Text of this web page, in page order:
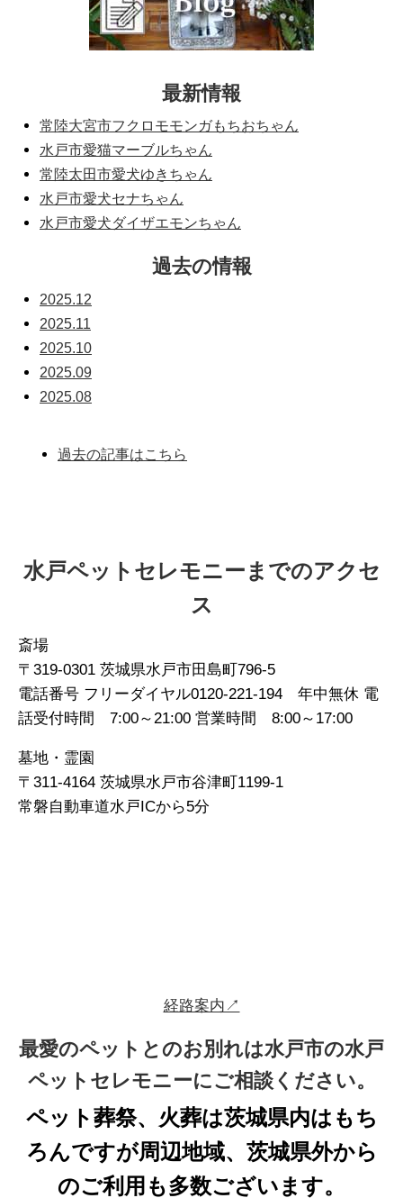
最新情報
常陸大宮市フクロモモンガもちおちゃん
水戸市愛猫マーブルちゃん
常陸太田市愛犬ゆきちゃん
水戸市愛犬セナちゃん
水戸市愛犬ダイザエモンちゃん
過去の情報
2025.12
2025.11
2025.10
2025.09
2025.08
過去の記事はこちら
水戸ペットセレモニーまでのアクセ
ス
斎場
〒319-0301 茨城県水戸市田島町796-5
電話番号 フリーダイヤル0120-221-194 年中無休 電
話受付時間 7:00～21:00 営業時間 8:00～17:00
墓地・霊園
〒311-4164 茨城県水戸市谷津町1199-1
常磐自動車道水戸ICから5分
経路案内↗
最愛のペットとのお別れは水戸市の水戸
ペットセレモニーにご相談ください。
ペット葬祭、火葬は茨城県内はもち
ろんですが周辺地域、茨城県外から
のご利用も多数ございます。